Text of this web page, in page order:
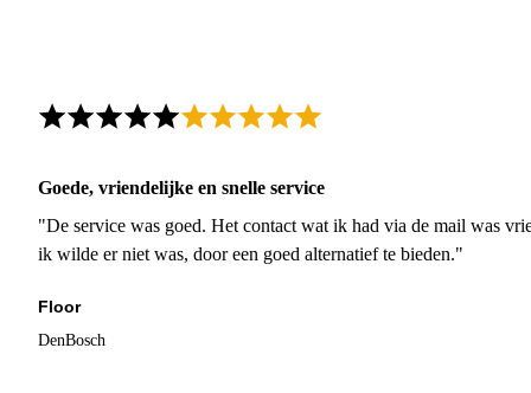
Goede, vriendelijke en snelle service
"De service was goed. Het contact wat ik had via de mail was
ik wilde er niet was, door een goed alternatief te bieden."
Floor
DenBosch